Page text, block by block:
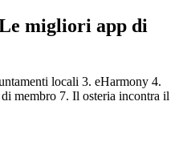
migliori app di
locali 3. eHarmony 4.
membro 7. Il osteria incontra il